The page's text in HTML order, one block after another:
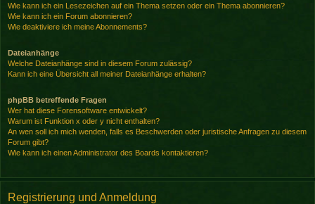
Wie kann ich ein Lesezeichen auf ein Thema setzen oder ein Thema abonnieren?
Wie kann ich ein Forum abonnieren?
Wie deaktiviere ich meine Abonnements?
Dateianhänge
Welche Dateianhänge sind in diesem Forum zulässig?
Kann ich eine Übersicht all meiner Dateianhänge erhalten?
phpBB betreffende Fragen
Wer hat diese Forensoftware entwickelt?
Warum ist Funktion x oder y nicht enthalten?
An wen soll ich mich wenden, falls es Beschwerden oder juristische Anfragen zu diesem
Forum gibt?
Wie kann ich einen Administrator des Boards kontaktieren?
Registrierung und Anmeldung